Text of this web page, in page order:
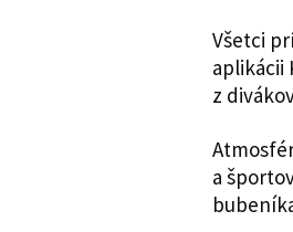
Všetci
aplikácii
z
a